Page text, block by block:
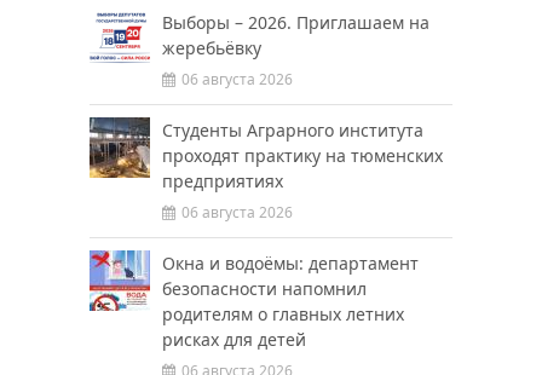
Выборы – 2026. Приглашаем на
жеребьёвку
06 августа 2026
Студенты Аграрного института
проходят практику на тюменских
предприятиях
06 августа 2026
Окна и водоёмы: департамент
безопасности напомнил
родителям о главных летних
рисках для детей
06 августа 2026